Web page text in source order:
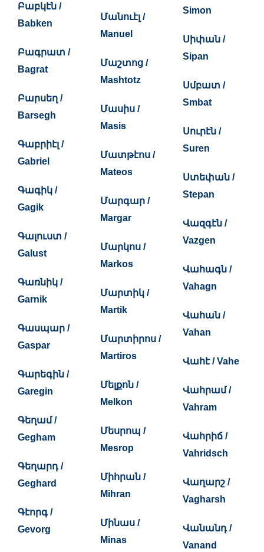
Բաբկէն /
Babken
Բագրատ /
Bagrat
Բարսեղ /
Barsegh
Գաբրիէլ /
Gabriel
Գագիկ /
Gagik
Գալուստ /
Galust
Գառնիկ /
Garnik
Գասպար /
Gaspar
Գարեգին /
Garegin
Գեղամ /
Gegham
Գեղարդ /
Geghard
Գէորգ /
Gevorg
Մանուէլ /
Manuel
Մաշտոց /
Mashtotz
Մասիս /
Masis
Մատթէոս /
Mateos
Մարգար /
Margar
Մարկոս /
Markos
Մարտիկ /
Martik
Մարտիրոս /
Martiros
Մելքոն /
Melkon
Մեսրոպ /
Mesrop
Միհրան /
Mihran
Մինաս /
Minas
Simon
Սիփան /
Sipan
Սմբատ /
Smbat
Սուրէն /
Suren
Ստեփան /
Stepan
Վազգէն /
Vazgen
Վահագն /
Vahagn
Վահան /
Vahan
Վահէ / Vahe
Վահրամ /
Vahram
Վահրիճ /
Vahridsch
Վաղարշ /
Vagharsh
Վանանդ /
Vanand